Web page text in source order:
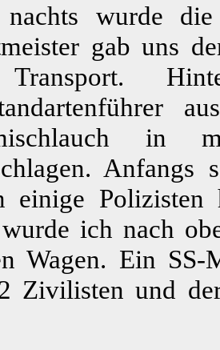
nachts wurde
gab uns
in
einige
ich nach
Wagen. Ein SS-
Zivilisten und